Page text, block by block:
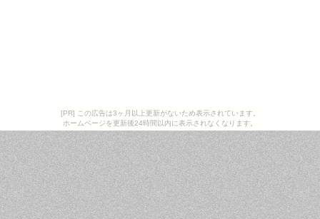
[PR] この広告は3ヶ月以上更新がないため表示されています。
ホームページを更新後24時間以内に表示されなくなります。